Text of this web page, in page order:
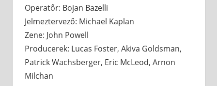
Operatőr: Bojan Bazelli
Jelmeztervező: Michael Kaplan
Zene: John Powell
Producerek: Lucas Foster, Akiva Goldsman,
Patrick Wachsberger, Eric McLeod, Arnon
Milchan